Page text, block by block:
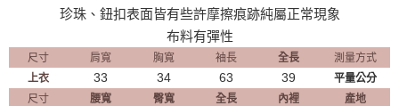
珍珠、鈕扣表面皆有些許摩擦痕跡純屬正常現象
布料有彈性
尺寸 肩寬 胸寬 袖長 全長
測量方式
上衣
33 34 63 39
平量公分
尺寸
腰寬 臀寬 全長 內裡
產地